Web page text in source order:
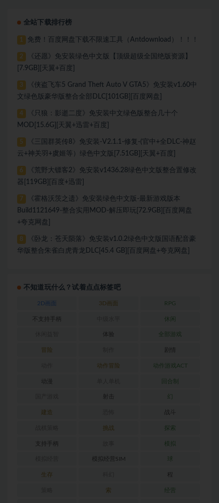
全站下载排行榜
1 免费！百度网盘下载不限速工具（Antdownload）！！！
2
《还愿》免安装绿色中文版【顶级超级全国绝版资源】
[7.9GB][天翼+百度]
3
《侠盗飞车5 Grand Theft Auto V GTA5》免安装v1.60中
文绿色版豪华版整合全部DLC[101GB][百度网盘]
4
《只狼：影逝二度》免安装中文绿色版整合几十个
MOD[15.6G][天翼+迅雷+百度]
5
《三国群英传8》免安装-V2.1.1-修复-(官中+全DLC-神赵
云+神关羽+虞姬等）绿色中文版[7.51GB][天翼+百度]
6
《荒野大镖客2》免安装v1436.28绿色中文版整合置修改
器[119GB][百度+迅雷]
7
《霍格沃茨之遗》免安装绿色中文版-最新游戏版本
Build1121649-整合实用MOD-解压即玩[72.9GB][百度网盘
+夸克网盘]
8
《卧龙：苍天陨落》免安装v1.0.2绿色中文版国语配音豪
华版整合朱雀白虎青龙DLC[45.4 GB][百度网盘+夸克网盘]
不知道玩什么？试着点点标签吧
2D画面 3D画面 RPG
不支持手柄 休闲
体验 全部游戏
冒险 剧情
动作冒险 动作游戏ACT
动漫 回合制
射击 幻
建造 战斗
挑战 探索
支持手柄 模拟
模拟经营SIM 球
生存 程
索 经营